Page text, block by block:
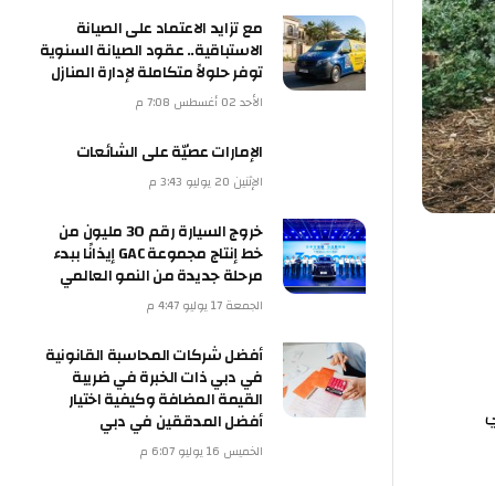
مع تزايد الاعتماد على الصيانة
الاستباقية.. عقود الصيانة السنوية
توفر حلولاً متكاملة لإدارة المنازل
الإمارات عصيّة على الشائعات
خروج السيارة رقم 30 مليون من
خط إنتاج مجموعة GAC إيذانًا ببدء
مرحلة جديدة من النمو العالمي
أفضل شركات المحاسبة القانونية
في دبي ذات الخبرة في ضريبة
القيمة المضافة وكيفية اختيار
أفضل المدققين في دبي